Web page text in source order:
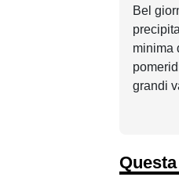
Bel
minima
grandi